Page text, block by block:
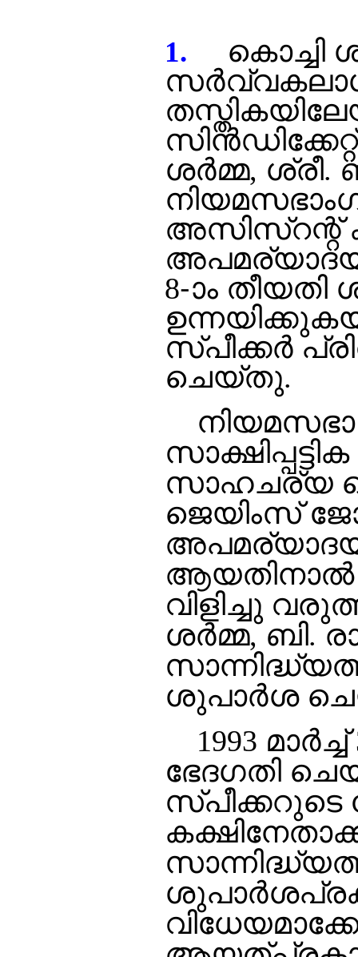
1. കൊച്ചി
ശര്‍മ്മ, ശ്രീ.
അസിസ്റന്റ്
8-ാം
സ്പീക്കര്‍
ചെയ്തു.
നിയമസഭാ
സാഹചര്യ
ജെയിംസ്
ആയതിനാല്‍
വിളിച്ചു
ശര്‍മ്മ, ബി.
ശുപാര്‍ശ
1993
ഭേദഗതി
സ്പീക്കറുടെ